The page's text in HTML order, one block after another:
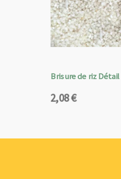
Brisure de riz Détail
2,08€